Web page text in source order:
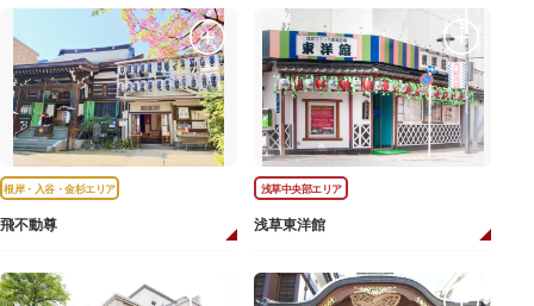
根岸・入谷・金杉エリア
飛不動尊
浅草中央部エリア
浅草東洋館